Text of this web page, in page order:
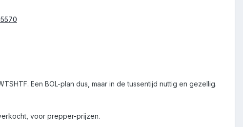
Een BOL-plan dus, maar in de tussentijd nuttig en gezellig.
voor prepper-prijzen.